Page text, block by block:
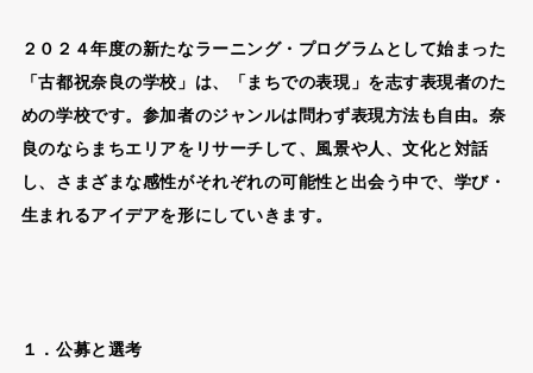
２０２４年度の新たなラーニング・プログラムとして始まった
「古都祝奈良の学校」は、「まちでの表現」を志す表現者のた
めの学校です。参加者のジャンルは問わず表現方法も自由。奈
良のならまちエリアをリサーチして、風景や人、文化と対話
し、さまざまな感性がそれぞれの可能性と出会う中で、学び・
生まれるアイデアを形にしていきます。
１．公募と選考